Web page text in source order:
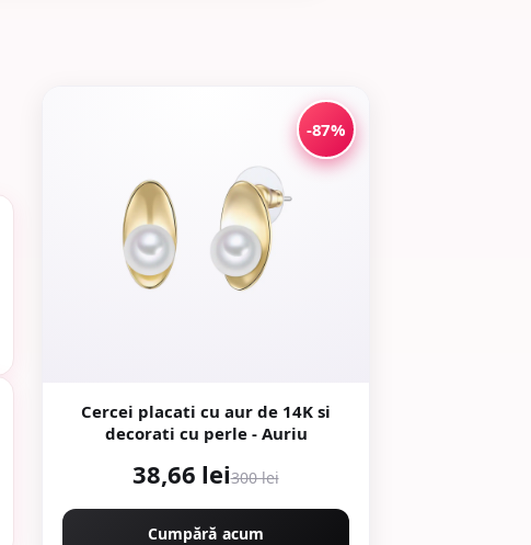
-87%
Cercei placati cu aur de 14K si
decorati cu perle - Auriu
38,66 lei300 lei
Cumpără acum